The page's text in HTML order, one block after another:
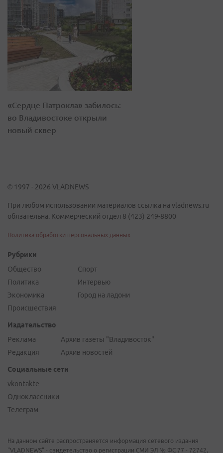
«Сердце Патрокла» забилось:
во Владивостоке открыли
новый сквер
© 1997 - 2026 VLADNEWS
При любом использовании материалов ссылка на vladnews.ru
обязательна. Коммерческий отдел 8 (423) 249-8800
Политика обработки персональных данных
Рубрики
Общество
Политика
Экономика
Происшествия
Спорт
Интервью
Город на ладони
Издательство
Реклама
Редакция
Архив газеты "Владивосток"
Архив новостей
Социальные сети
vkontakte
Одноклассники
Телеграм
На данном сайте распространяется информация сетевого издания
"VLADNEWS" - свидетельство о регистрации СМИ ЭЛ № ФС 77 - 72742,